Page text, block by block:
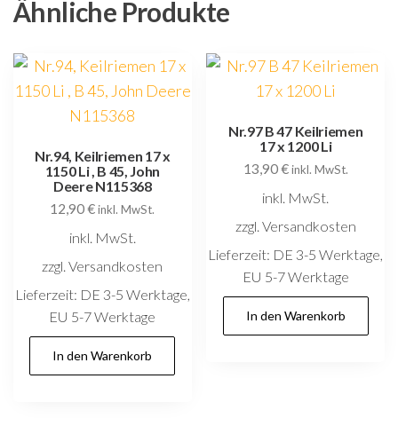
Ähnliche Produkte
Nr.94, Keilriemen 17 x
1150 Li , B 45, John
Deere N115368
12,90€ inkl. MwSt.
inkl. MwSt.
zzgl. Versandkosten
Lieferzeit: DE 3-5 Werktage,
EU 5-7 Werktage
In den Warenkorb
Nr.97 B 47 Keilriemen
17 x 1200 Li
13,90€ inkl. MwSt.
inkl. MwSt.
zzgl. Versandkosten
Lieferzeit: DE 3-5 Werktage,
EU 5-7 Werktage
In den Warenkorb